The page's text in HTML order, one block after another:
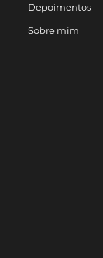
Depoimentos
Sobre mim